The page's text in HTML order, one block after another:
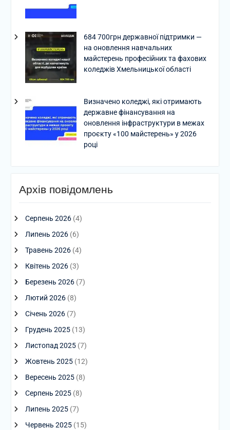
684 700грн державної підтримки —
на оновлення навчальних
майстерень професійних та фахових
коледжів Хмельницької області
Визначено коледжі, які отримають
державне фінансування на
оновлення інфраструктури в межах
проєкту «100 майстерень» у 2026
році
Архів повідомлень
Серпень 2026(4)
Липень 2026(6)
Травень 2026(4)
Квітень 2026(3)
Березень 2026(7)
Лютий 2026(8)
Січень 2026(7)
Грудень 2025(13)
Листопад 2025(7)
Жовтень 2025(12)
Вересень 2025(8)
Серпень 2025(8)
Липень 2025(7)
Червень 2025(15)